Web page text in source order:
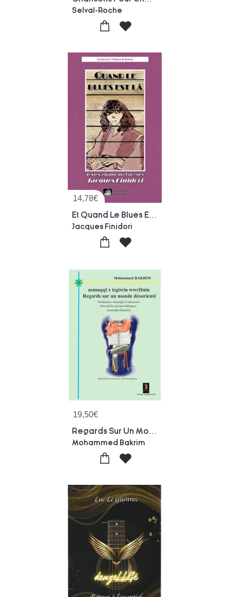
Selval-Roche
14,78€
Jacques Finidori
19,50€
Mohammed Bakrim